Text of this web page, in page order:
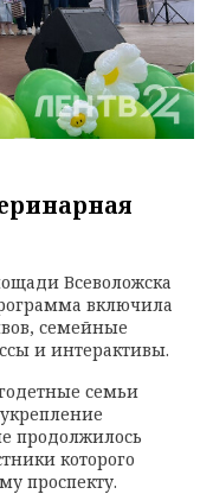
Всеволожска
включила
семейные
и интерактивы.
семьи
продолжилось
которого
проспекту.